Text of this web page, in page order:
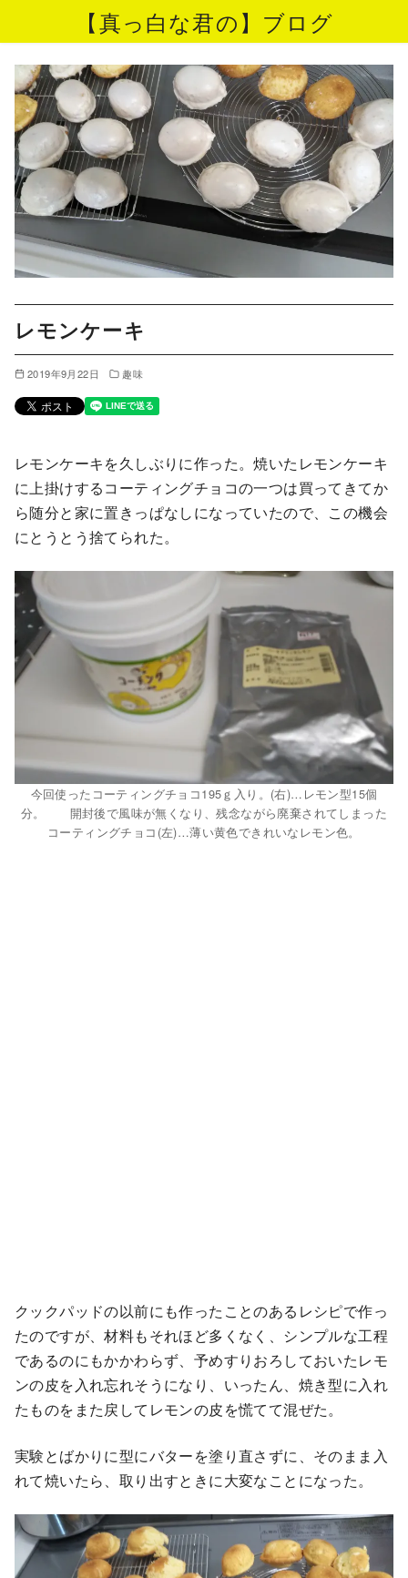
【真っ白な君の】ブログ
レモンケーキ
2019年9月22日 趣味
レモンケーキを久しぶりに作った。焼いたレモンケーキ
に上掛けするコーティングチョコの一つは買ってきてか
ら随分と家に置きっぱなしになっていたので、この機会
にとうとう捨てられた。
今回使ったコーティングチョコ195ｇ入り。(右)…レモン型15個
分。 開封後で風味が無くなり、残念ながら廃棄されてしまった
コーティングチョコ(左)…薄い黄色できれいなレモン色。
クックパッドの以前にも作ったことのあるレシピで作っ
たのですが、材料もそれほど多くなく、シンプルな工程
であるのにもかかわらず、予めすりおろしておいたレモ
ンの皮を入れ忘れそうになり、いったん、焼き型に入れ
たものをまた戻してレモンの皮を慌てて混ぜた。
実験とばかりに型にバターを塗り直さずに、そのまま入
れて焼いたら、取り出すときに大変なことになった。